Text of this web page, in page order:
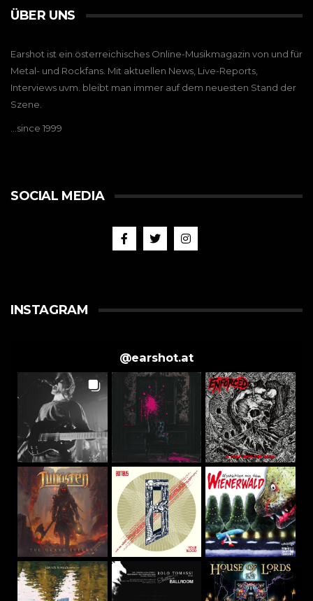
ÜBER UNS
Earshot ist ein österreichisches Online-Musikmagazin von und für
Metal- und Rockfans. Mit aktuellen News, Live-Reports,
Interviews uvm. bleibt man immer auf dem neuesten Stand der
Szene.
…since 1999
SOCIAL MEDIA
INSTAGRAM
@earshot.at